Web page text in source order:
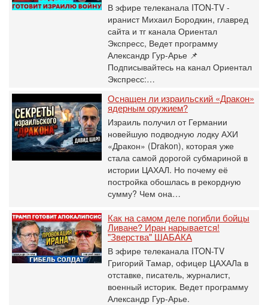
В эфире телеканала ITON-TV -
иранист Михаил Бородкин, главред
сайта и тг канала Ориентал
Экспресс, Ведет программу
Александр Гур-Арье 📌
Подписывайтесь на канал Ориентал
Экспресс:…
Оснащен ли израильский «Дракон»
ядерным оружием?
Израиль получил от Германии
новейшую подводную лодку АХИ
«Дракон» (Drakon), которая уже
стала самой дорогой субмариной в
истории ЦАХАЛ. Но почему её
постройка обошлась в рекордную
сумму? Чем она…
Как на самом деле погибли бойцы
Ливане? Иран нарывается!
"Зверства" ШАБАКА
В эфире телеканала ITON-TV
Григорий Тамар, офицер ЦАХАЛа в
отставке, писатель, журналист,
военный историк. Ведет программу
Александр Гур-Арье.